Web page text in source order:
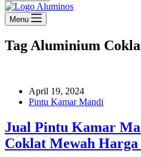
Menu
Tag Aluminium
April 19, 2024
Pintu Kamar Mandi
Jual Pintu Kamar
Coklat Mewah